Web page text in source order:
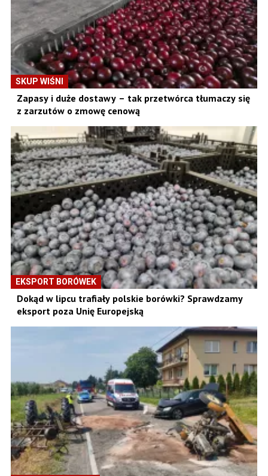
SKUP WIŚNI
Zapasy i duże dostawy – tak przetwórca tłumaczy się
z zarzutów o zmowę cenową
EKSPORT BORÓWEK
Dokąd w lipcu trafiały polskie borówki? Sprawdzamy
eksport poza Unię Europejską